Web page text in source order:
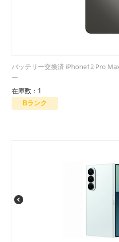
バッテリー交換済 iPhone12 Pro
ー
在庫数：1
Bランク